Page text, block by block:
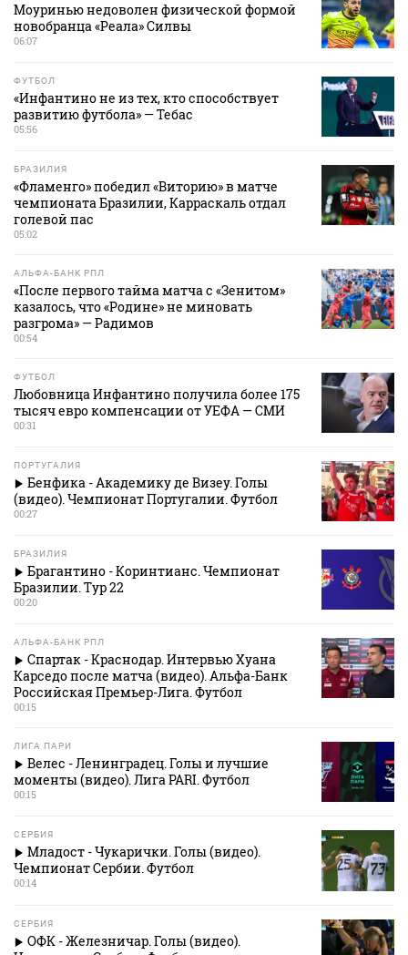
Моуринью недоволен физической формой
новобранца «Реала» Силвы
06:07
ФУТБОЛ
«Инфантино не из тех, кто способствует
развитию футбола» — Тебас
05:56
БРАЗИЛИЯ
«Фламенго» победил «Виторию» в матче
чемпионата Бразилии, Карраскаль отдал
голевой пас
05:02
АЛЬФА-БАНК РПЛ
«После первого тайма матча с «Зенитом»
казалось, что «Родине» не миновать
разгрома» — Радимов
00:54
ФУТБОЛ
Любовница Инфантино получила более 175
тысяч евро компенсации от УЕФА — СМИ
00:31
ПОРТУГАЛИЯ
Бенфика - Академику де Визеу. Голы
(видео). Чемпионат Португалии. Футбол
00:27
БРАЗИЛИЯ
Брагантино - Коринтианс. Чемпионат
Бразилии. Тур 22
00:20
АЛЬФА-БАНК РПЛ
Спартак - Краснодар. Интервью Хуана
Карседо после матча (видео). Альфа-Банк
Российская Премьер-Лига. Футбол
00:15
ЛИГА ПАРИ
Велес - Ленинградец. Голы и лучшие
моменты (видео). Лига PARI. Футбол
00:15
СЕРБИЯ
Младост - Чукарички. Голы (видео).
Чемпионат Сербии. Футбол
00:14
СЕРБИЯ
ОФК - Железничар. Голы (видео).